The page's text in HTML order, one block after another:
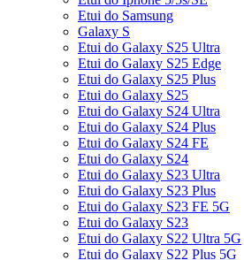
Etui do Samsung
Galaxy S
Etui do Galaxy S25 Ultra
Etui do Galaxy S25 Edge
Etui do Galaxy S25 Plus
Etui do Galaxy S25
Etui do Galaxy S24 Ultra
Etui do Galaxy S24 Plus
Etui do Galaxy S24 FE
Etui do Galaxy S24
Etui do Galaxy S23 Ultra
Etui do Galaxy S23 Plus
Etui do Galaxy S23 FE 5G
Etui do Galaxy S23
Etui do Galaxy S22 Ultra 5G
Etui do Galaxy S22 Plus 5G